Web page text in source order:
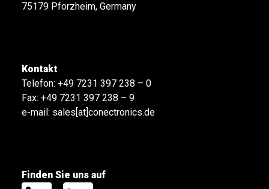
75179 Pforzheim, Germany
Kontakt
Telefon: +49 7231 397 238 – 0
Fax: +49 7231 397 238 – 9
e-mail: sales[at]conectronics.de
Finden Sie uns auf